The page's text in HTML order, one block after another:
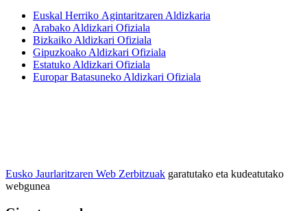
Euskal Herriko Agintaritzaren Aldizkaria
Arabako Aldizkari Ofiziala
Bizkaiko Aldizkari Ofiziala
Gipuzkoako Aldizkari Ofiziala
Estatuko Aldizkari Ofiziala
Europar Batasuneko Aldizkari Ofiziala
Eusko Jaurlaritzaren Web Zerbitzuak garatutako eta kudeatutako
webgunea